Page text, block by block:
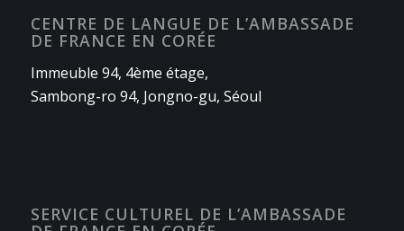
CENTRE DE LANGUE DE L’AMBASSADE
DE FRANCE EN CORÉE
Immeuble 94, 4ème étage,
Sambong-ro 94, Jongno-gu, Séoul
SERVICE CULTUREL DE L’AMBASSADE